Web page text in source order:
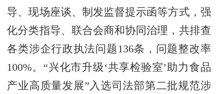
导、现场座谈、制发监督提示函等方式，强
化分类指导、联合会商和协同治理，共排查
各类涉企行政执法问题136条，问题整改率
100%。“兴化市升级‘共享检验室’助力食品
产业高质量发展”入选司法部第二批规范涉